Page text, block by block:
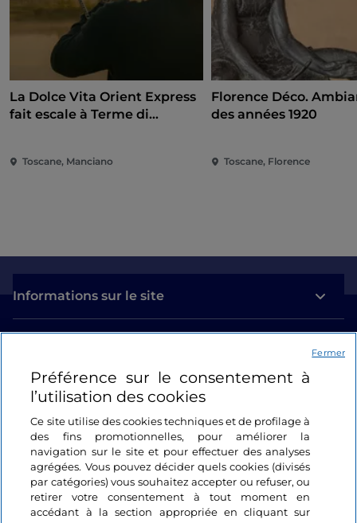
La Dolce Vita Orient Express
fait escale à Terme di
Toscane, Manciano
Florence Déco.
des années 1920
Toscane, Florence
Informations sur le site
Se connecter
Suivez-nous
Préférence sur le consentement à
l’utilisation des cookies
Ce site utilise des cookies techniques et de profilage à
des fins promotionnelles, pour améliorer la
navigation sur le site et pour effectuer des analyses
agrégées. Vous pouvez décider quels cookies (divisés
par catégories) vous souhaitez accepter ou refuser, ou
retirer votre consentement à tout moment en
accédant à la section appropriée en cliquant sur
Fermer